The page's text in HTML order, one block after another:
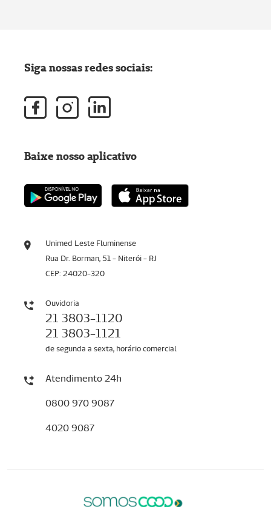
Unimed Leste Fluminense
Rua Dr. Borman, 51 - Niterói - RJ
CEP: 24020-320
Ouvidoria
21 3803-1120
21 3803-1121
de segunda a sexta, horário comercial
Atendimento 24h
0800 970 9087
4020 9087
Siga nossas redes sociais:
Baixe nosso aplicativo